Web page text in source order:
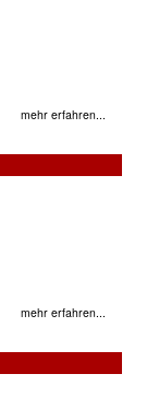
mehr erfahren...
mehr erfahren...